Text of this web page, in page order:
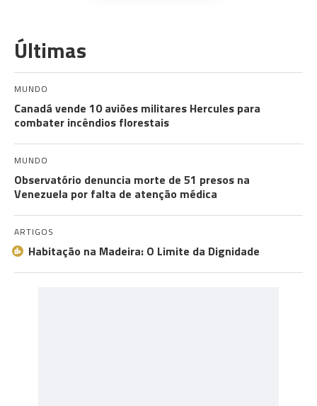
Últimas
MUNDO
Canadá vende 10 aviões militares Hercules para
combater incêndios florestais
MUNDO
Observatório denuncia morte de 51 presos na
Venezuela por falta de atenção médica
ARTIGOS
Habitação na Madeira: O Limite da Dignidade